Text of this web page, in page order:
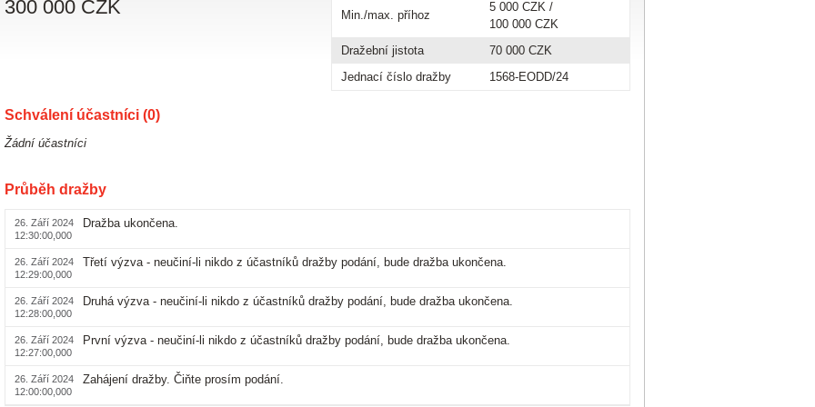
300 000 CZK Min./max. příhoz
5 000 CZK /
100 000 CZK
Dražební jistota
70 000 CZK
Jednací číslo dražby
1568-EODD/24
Schválení účastníci (0)
Žádní účastníci
Průběh dražby
26. Září 2024
12:30:00,000
Dražba ukončena.
26. Září 2024
12:29:00,000
Třetí výzva - neučiní-li nikdo z účastníků dražby podání, bude dražba ukončena.
26. Září 2024
12:28:00,000
Druhá výzva - neučiní-li nikdo z účastníků dražby podání, bude dražba ukončena.
26. Září 2024
12:27:00,000
První výzva - neučiní-li nikdo z účastníků dražby podání, bude dražba ukončena.
26. Září 2024
12:00:00,000
Zahájení dražby. Čiňte prosím podání.